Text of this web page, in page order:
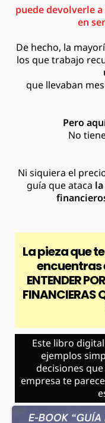
puede devolverle
en
De hecho, la
los que trabajo
que llevaban
Pero
No
Ni siquiera el
guía que ataca
La pieza que
encuentras
ENTENDER
FINANCIERAS
Este libro
ejemplos
decisiones
empresa te